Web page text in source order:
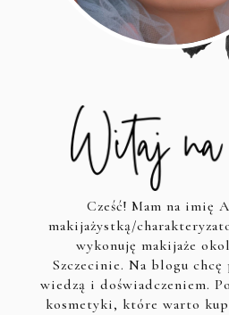
Cześć! Mam na imię
makijażystką/
wykonuję makijaże
Szczecinie. Na blogu
wiedzą i doświadczeniem.
kosmetyki, które warto